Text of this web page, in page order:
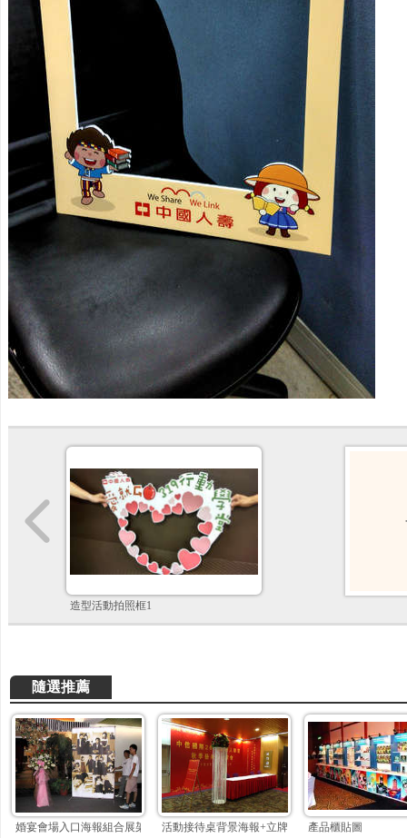
造型活動拍照框1
隨選推薦
婚宴會場入口海報組合展架 活動接待桌背景海報+立牌輸出-1產品櫃貼圖